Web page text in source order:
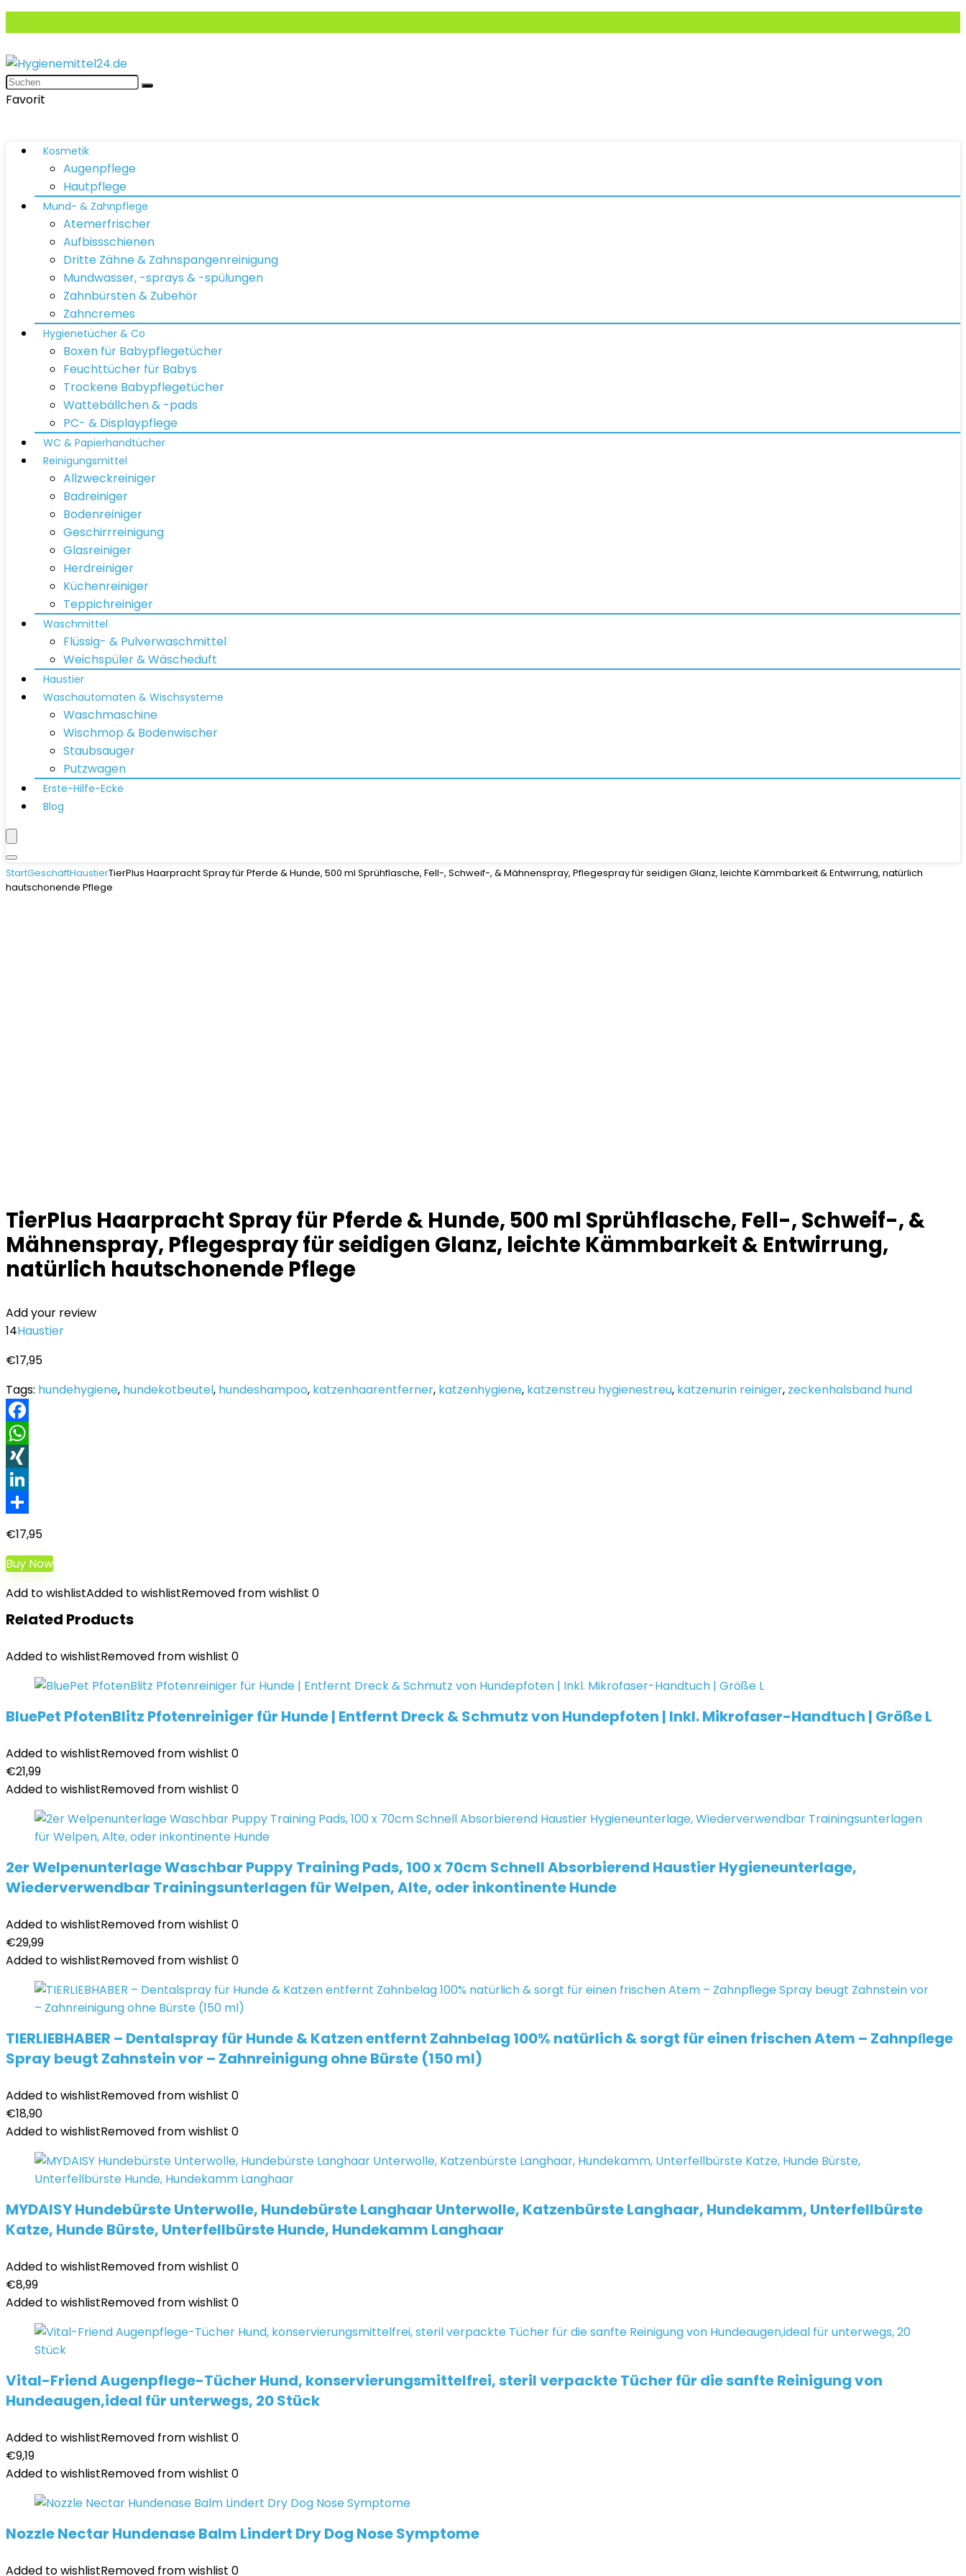
Favorit
Kosmetik
Augenpflege
Hautpflege
Mund- & Zahnpflege
Atemerfrischer
Aufbissschienen
Dritte Zähne & Zahnspangenreinigung
Mundwasser, -sprays & -spülungen
Zahnbürsten & Zubehör
Zahncremes
Hygienetücher & Co
Boxen für Babypflegetücher
Feuchttücher für Babys
Trockene Babypflegetücher
Wattebällchen & -pads
PC- & Displaypflege
WC & Papierhandtücher
Reinigungsmittel
Allzweckreiniger
Badreiniger
Bodenreiniger
Geschirrreinigung
Glasreiniger
Herdreiniger
Küchenreiniger
Teppichreiniger
Waschmittel
Flüssig- & Pulverwaschmittel
Weichspüler & Wäscheduft
Haustier
Waschautomaten & Wischsysteme
Waschmaschine
Wischmop & Bodenwischer
Staubsauger
Putzwagen
Erste-Hilfe-Ecke
Blog
StartGeschäftHaustierTierPlus Haarpracht Spray für Pferde & Hunde, 500 ml Sprühflasche, Fell-, Schweif-, & Mähnenspray, Pflegespray für seidigen Glanz, leichte Kämmbarkeit & Entwirrung, natürlich
hautschonende Pflege
TierPlus Haarpracht Spray für Pferde & Hunde, 500 ml Sprühflasche, Fell-, Schweif-, &
Mähnenspray, Pflegespray für seidigen Glanz, leichte Kämmbarkeit & Entwirrung,
natürlich hautschonende Pflege
Add your review
14Haustier
€17,95
Tags: hundehygiene, hundekotbeutel, hundeshampoo, katzenhaarentferner, katzenhygiene, katzenstreu hygienestreu, katzenurin reiniger, zeckenhalsband hund
Facebook
WhatsApp
XING
LinkedIn
€17,95
Buy Now
Add to wishlistAdded to wishlistRemoved from wishlist 0
Related Products
Added to wishlistRemoved from wishlist 0
BluePet PfotenBlitz Pfotenreiniger für Hunde | Entfernt Dreck & Schmutz von Hundepfoten | Inkl. Mikrofaser-Handtuch | Größe L
Added to wishlistRemoved from wishlist 0
€21,99
Added to wishlistRemoved from wishlist 0
2er Welpenunterlage Waschbar Puppy Training Pads, 100 x 70cm Schnell Absorbierend Haustier Hygieneunterlage,
Wiederverwendbar Trainingsunterlagen für Welpen, Alte, oder inkontinente Hunde
Added to wishlistRemoved from wishlist 0
€29,99
Added to wishlistRemoved from wishlist 0
TIERLIEBHABER – Dentalspray für Hunde & Katzen entfernt Zahnbelag 100% natürlich & sorgt für einen frischen Atem – Zahnpﬂege
Spray beugt Zahnstein vor – Zahnreinigung ohne Bürste (150 ml)
Added to wishlistRemoved from wishlist 0
€18,90
Added to wishlistRemoved from wishlist 0
MYDAISY Hundebürste Unterwolle, Hundebürste Langhaar Unterwolle, Katzenbürste Langhaar, Hundekamm, Unterfellbürste
Katze, Hunde Bürste, Unterfellbürste Hunde, Hundekamm Langhaar
Added to wishlistRemoved from wishlist 0
€8,99
Added to wishlistRemoved from wishlist 0
Vital-Friend Augenpflege-Tücher Hund, konservierungsmittelfrei, steril verpackte Tücher für die sanfte Reinigung von
Hundeaugen,ideal für unterwegs, 20 Stück
Added to wishlistRemoved from wishlist 0
€9,19
Added to wishlistRemoved from wishlist 0
Nozzle Nectar Hundenase Balm Lindert Dry Dog Nose Symptome
Added to wishlistRemoved from wishlist 0